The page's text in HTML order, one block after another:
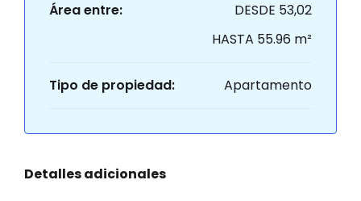
Área entre:
DESDE 53,02
HASTA 55.96 m²
Tipo de propiedad: Apartamento
Detalles adicionales